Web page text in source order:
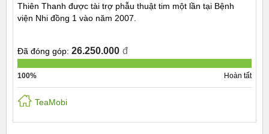
Thiên Thanh được tài trợ phẫu thuật tim một lần tại Bệnh
viện Nhi đồng 1 vào năm 2007.
Đã đóng góp: 26.250.000 đ
100% Hoàn tất
TeaMobi